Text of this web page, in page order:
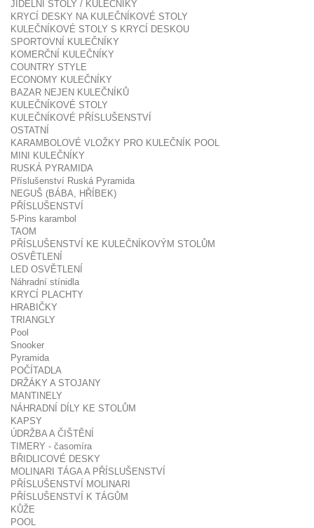
JÍDELNÍ STOLY / KULEČNÍKY
KRYCÍ DESKY NA KULEČNÍKOVÉ STOLY
KULEČNÍKOVÉ STOLY S KRYCÍ DESKOU
SPORTOVNÍ KULEČNÍKY
KOMERČNÍ KULEČNÍKY
COUNTRY STYLE
ECONOMY KULEČNÍKY
BAZAR NEJEN KULEČNÍKŮ
KULEČNÍKOVÉ STOLY
KULEČNÍKOVÉ PŘÍSLUŠENSTVÍ
OSTATNÍ
KARAMBOLOVÉ VLOŽKY PRO KULEČNÍK POOL
MINI KULEČNÍKY
RUSKÁ PYRAMIDA
Příslušenství Ruská Pyramida
NEGUŠ (BÁBA, HŘÍBEK)
PŘÍSLUŠENSTVÍ
5-Pins karambol
TAOM
PŘÍSLUŠENSTVÍ KE KULEČNÍKOVÝM STOLŮM
OSVĚTLENÍ
LED OSVĚTLENÍ
Náhradní stínidla
KRYCÍ PLACHTY
HRABIČKY
TRIANGLY
Pool
Snooker
Pyramida
POČÍTADLA
DRŽÁKY A STOJANY
MANTINELY
NÁHRADNÍ DÍLY KE STOLŮM
KAPSY
ÚDRŽBA A ČIŠTĚNÍ
TIMERY - časomíra
BŘIDLICOVÉ DESKY
MOLINARI TÁGA A PŘÍSLUŠENSTVÍ
PŘÍSLUŠENSTVÍ MOLINARI
PŘÍSLUŠENSTVÍ K TÁGŮM
KŮŽE
POOL